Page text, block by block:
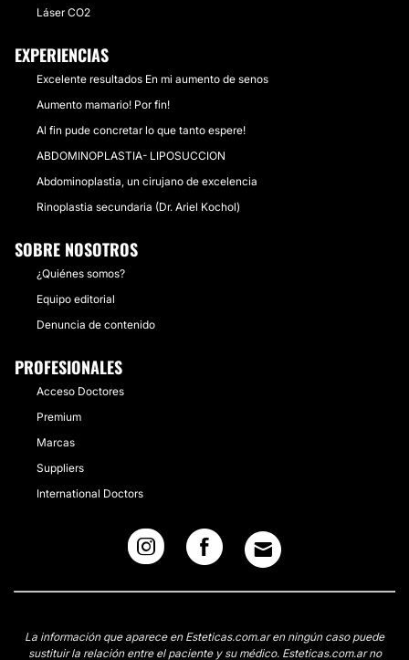
Láser CO2
EXPERIENCIAS
Excelente resultados En mi aumento de senos
Aumento mamario! Por fin!
Al fin pude concretar lo que tanto espere!
ABDOMINOPLASTIA- LIPOSUCCION
Abdominoplastia, un cirujano de excelencia
Rinoplastia secundaria (Dr. Ariel Kochol)
SOBRE NOSOTROS
¿Quiénes somos?
Equipo editorial
Denuncia de contenido
PROFESIONALES
Acceso Doctores
Premium
Marcas
Suppliers
International Doctors
La información que aparece en Esteticas.com.ar en ningún caso puede
sustituir la relación entre el paciente y su médico. Esteticas.com.ar no